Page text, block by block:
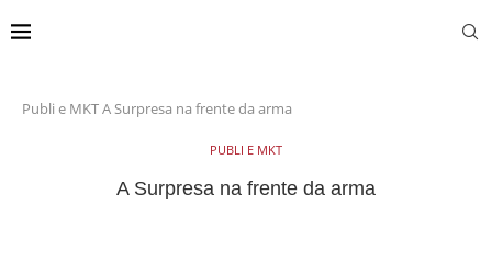
Publi e MKTA Surpresa na frente da arma
PUBLI E MKT
A Surpresa na frente da arma